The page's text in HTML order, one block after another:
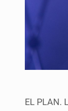
EL PLAN.